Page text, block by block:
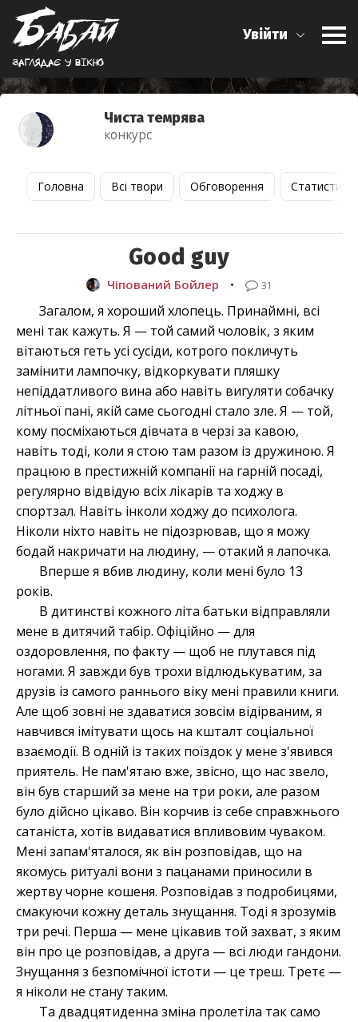
Заглядає у вiкно
Увійти
Чиста темрява
конкурс
Головна Всі твори Обговорення Статистика
Good guy
Чіпований Бойлер • 31
Загалом, я хороший хлопець. Принаймні, всі
мені так кажуть. Я — той самий чоловік, з яким
вітаються геть усі сусіди, котрого покличуть
замінити лампочку, відкоркувати пляшку
непіддатливого вина або навіть вигуляти собачку
літньої пані, якій саме сьогодні стало зле. Я — той,
кому посміхаються дівчата в черзі за кавою,
навіть тоді, коли я стою там разом із дружиною. Я
працюю в престижній компанії на гарній посаді,
регулярно відвідую всіх лікарів та ходжу в
спортзал. Навіть інколи ходжу до психолога.
Ніколи ніхто навіть не підозрював, що я можу
бодай накричати на людину, — отакий я лапочка.
Вперше я вбив людину, коли мені було 13
років.
В дитинстві кожного літа батьки відправляли
мене в дитячий табір. Офіційно — для
оздоровлення, по факту — щоб не плутався під
ногами. Я завжди був трохи відлюдькуватим, за
друзів із самого раннього віку мені правили книги.
Але щоб зовні не здаватися зовсім відірваним, я
навчився імітувати щось на кшталт соціальної
взаємодії. В одній із таких поїздок у мене з'явився
приятель. Не пам'ятаю вже, звісно, що нас звело,
він був старший за мене на три роки, але разом
було дійсно цікаво. Він корчив із себе справжнього
сатаніста, хотів видаватися впливовим чуваком.
Мені запам'яталося, як він розповідав, що на
якомусь ритуалі вони з пацанами приносили в
жертву чорне кошеня. Розповідав з подробицями,
смакуючи кожну деталь знущання. Тоді я зрозумів
три речі. Перша — мене цікавив той захват, з яким
він про це розповідав, а друга — всі люди гандони.
Знущання з безпомічної істоти — це треш. Третє —
я ніколи не стану таким.
Та двадцятиденна зміна пролетіла так само